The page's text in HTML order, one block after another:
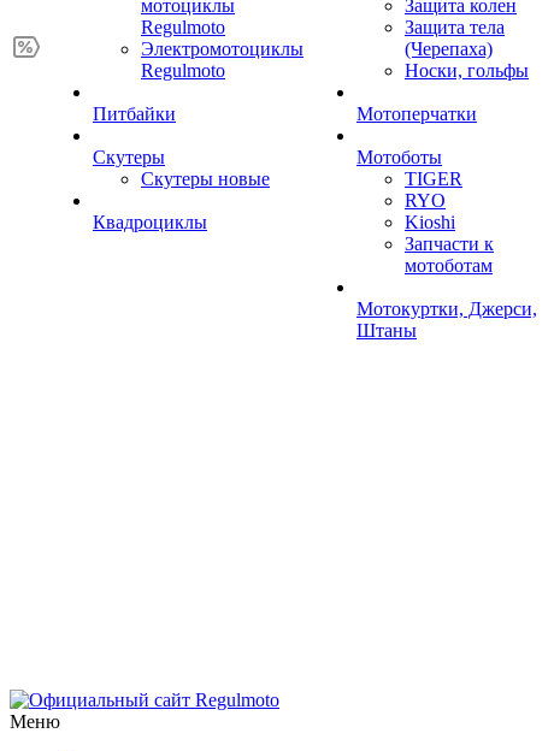
мотоциклы
Regulmoto
Электромотоциклы
Regulmoto
Питбайки
Скутеры
Скутеры новые
Квадроциклы
Защита колен
Защита тела
(Черепаха)
Носки, гольфы
Мотоперчатки
Мотоботы
TIGER
RYO
Kioshi
Запчасти к
мотоботам
Мотокуртки, Джерси,
Штаны
Меню